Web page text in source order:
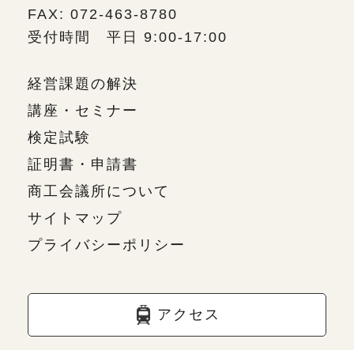
FAX: 072-463-8780
受付時間 平日 9:00-17:00
経営課題の解決
講座・セミナー
検定試験
証明書・申請書
商工会議所について
サイトマップ
プライバシーポリシー
アクセス